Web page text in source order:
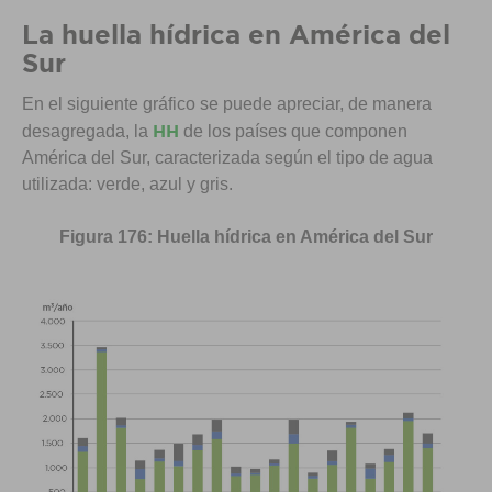
La huella hídrica en América del
Sur
En el siguiente gráfico se puede apreciar, de manera
desagregada, la HH de los países que componen
América del Sur, caracterizada según el tipo de agua
utilizada: verde, azul y gris.
Figura 176: Huella hídrica en América del Sur